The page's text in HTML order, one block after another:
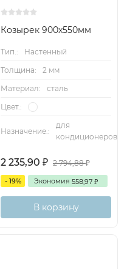
Козырек 900х550мм
Тип.:
Настенный
Толщина:
2 мм
Материал:
сталь
Цвет.:
Назначение.:
для
кондиционеров
2 235,90 ₽ 2 794,88₽
- 19% Экономия 558,97 ₽
В корзину